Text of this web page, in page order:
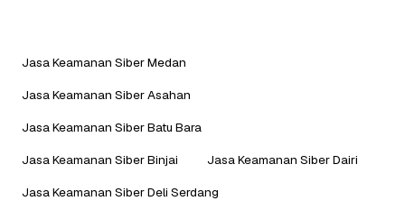
Jasa Keamanan Siber Medan
Jasa Keamanan Siber Asahan
Jasa Keamanan Siber Batu Bara
Jasa Keamanan Siber Binjai
Jasa Keamanan Siber Dairi
Jasa Keamanan Siber Deli Serdang